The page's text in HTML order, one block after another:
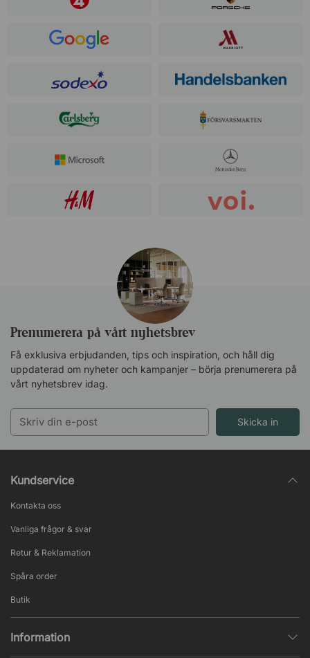
Prenumerera på vårt nyhetsbrev
Få exklusiva erbjudanden, tips och inspiration, och håll dig
uppdaterad om nyheter och kampanjer – börja prenumerera på
vårt nyhetsbrev idag.
Skicka in
Kundservice
Kontakta oss
Vanliga frågor & svar
Retur & Reklamation
Spåra order
Butik
Information